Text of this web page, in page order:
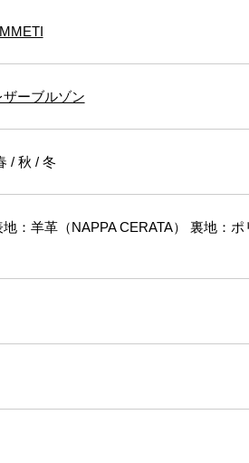
ザーブルゾン
/ 秋 / 冬
：羊革（NAPPA CERATA） 裏地：ポ